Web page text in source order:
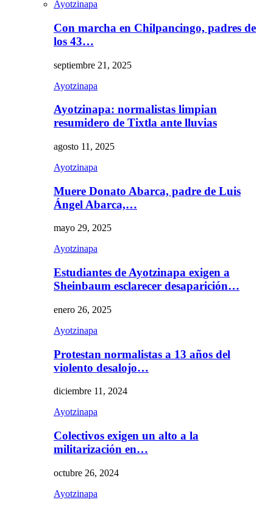
Ayotzinapa
Con marcha en Chilpancingo, padres de
los 43…
septiembre 21, 2025
Ayotzinapa
Ayotzinapa: normalistas limpian
resumidero de Tixtla ante lluvias
agosto 11, 2025
Ayotzinapa
Muere Donato Abarca, padre de Luis
Ángel Abarca,…
mayo 29, 2025
Ayotzinapa
Estudiantes de Ayotzinapa exigen a
Sheinbaum esclarecer desaparición…
enero 26, 2025
Ayotzinapa
Protestan normalistas a 13 años del
violento desalojo…
diciembre 11, 2024
Ayotzinapa
Colectivos exigen un alto a la
militarización en…
octubre 26, 2024
Ayotzinapa